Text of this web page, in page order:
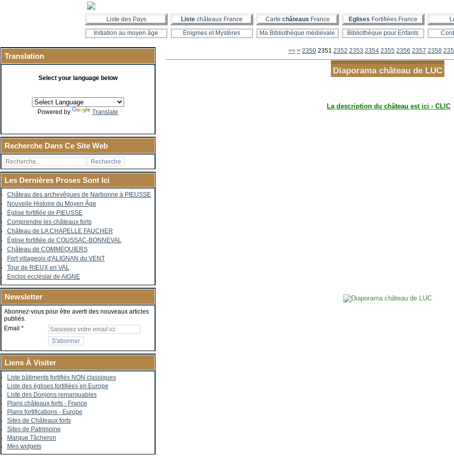
Liste des Pays Liste châteaux France Carte châteauxFrance Eglises Fortifiées France
Initiation au moyen âge
Enigmes et Mystères Ma Bibliothèque médiévale Bibliothèque pour Enfants
Translation
Select your language below
Powered by Translate
Recherche Dans Ce Site Web
Les Dernières Proses Sont Ici
Château des archevêques de Narbonne à PIEUSSE
Nouvelle Histoire du Moyen Âge
Église fortifiée de PIEUSSE
Comprendre les châteaux forts
Château de LA CHAPELLE FAUCHER
Église fortifiée de COUSSAC-BONNEVAL
Château de COMMEQUIERS
Fort villageois d'ALIGNAN du VENT
Tour de RIEUX en VAL
Enclos ecclésial de AIGNE
Newsletter
Abonnez-vous pour être averti des nouveaux articles
publiés.
Email
Liens À Visiter
Liste bâtiments fortifiés NON classiques
Liste des églises fortifiées en Europe
Liste des Donjons remarquables
Plans châteaux forts - France
Plans fortifications - Europe
Sites de Châteaux forts
Sites de Patrimoine
Marque Tâcheron
Mes widgets
<< < 2300
2310
2320
2330
2340
2350 2351 2352 2353 2354 2355 2356 2357 2358
Diaporama château de LUC
La description du château est ici - CLIC